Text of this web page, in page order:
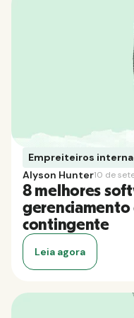
Empreiteiros
Alyson Hunter10 de
8 melhores
contingente
Leia agora